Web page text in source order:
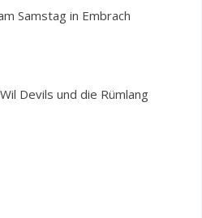
Samstag in Embrach
Devils und die Rümlang